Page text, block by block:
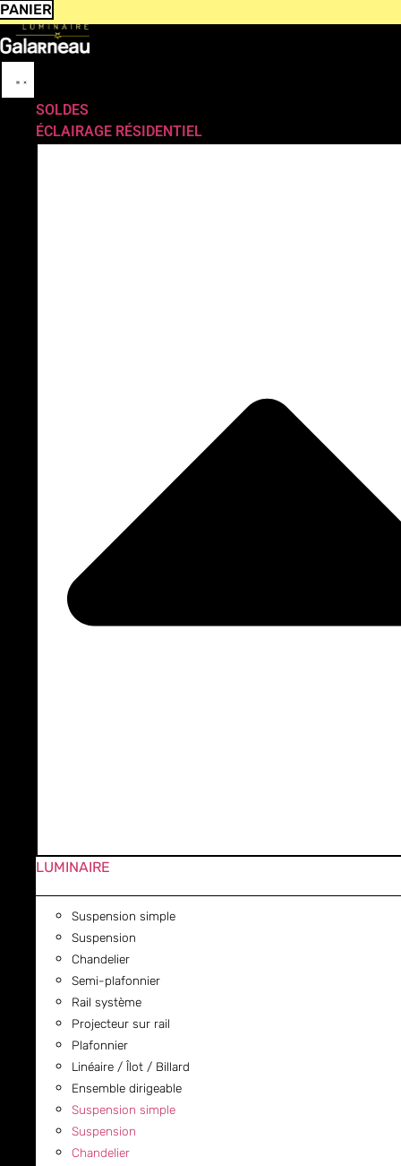
PANIER
SOLDES
ÉCLAIRAGE RÉSIDENTIEL
LUMINAIRE
Suspension simple
Suspension
Chandelier
Semi-plafonnier
Rail système
Projecteur sur rail
Plafonnier
Linéaire / Îlot / Billard
Ensemble dirigeable
Suspension simple
Suspension
Chandelier